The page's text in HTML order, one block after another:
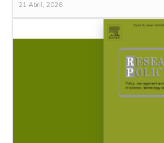
21 Abril, 2026